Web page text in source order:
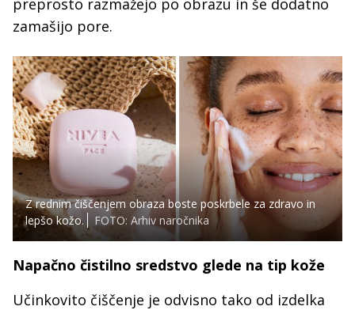
preprosto razmažejo po obrazu in še dodatno
zamašijo pore.
Z rednim čiščenjem obraza boste poskrbele za zdravo in
lepšo kožo.
FOTO: Arhiv naročnika
Napačno čistilno sredstvo glede na tip kože
Učinkovito čiščenje je odvisno tako od izdelka